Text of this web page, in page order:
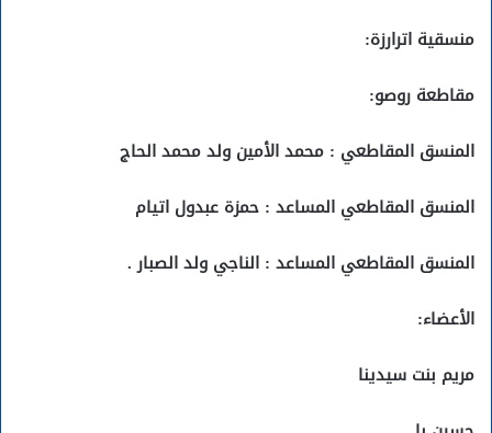
منسقية اترارزة:
مقاطعة روصو:
المنسق المقاطعي : محمد الأمين ولد محمد الحاج
المنسق المقاطعي المساعد : حمزة عبدول اتيام
المنسق المقاطعي المساعد : الناجي ولد الصبار .
الأعضاء:
مريم بنت سيدينا